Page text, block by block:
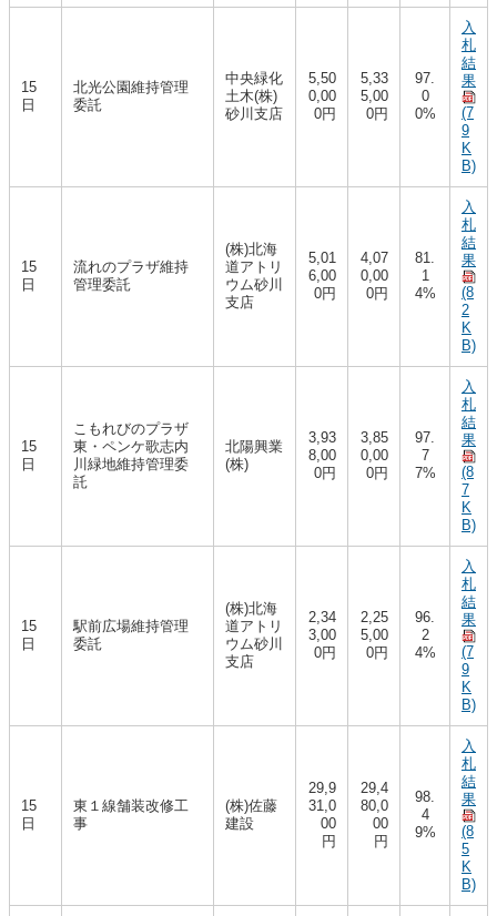
15
日
北光公園維持管理
委託
中央緑化
土木(株)
砂川支店
5,50
0,00
0円
5,33
5,00
0円
97.
0
0%
入
札
結
果
(7
9
K
B)
15
日
流れのプラザ維持
管理委託
(株)北海
道アトリ
ウム砂川
支店
5,01
6,00
0円
4,07
0,00
0円
81.
1
4%
入
札
結
果
(8
2
K
B)
15
日
こもれびのプラザ
東・ペンケ歌志内
川緑地維持管理委
託
北陽興業
(株)
3,93
8,00
0円
3,85
0,00
0円
97.
7
7%
入
札
結
果
(8
7
K
B)
15
日
駅前広場維持管理
委託
(株)北海
道アトリ
ウム砂川
支店
2,34
3,00
0円
2,25
5,00
0円
96.
2
4%
入
札
結
果
(7
9
K
B)
15
日
東１線舗装改修工
事
(株)佐藤
建設
29,9
31,0
00
円
29,4
80,0
00
円
98.
4
9%
入
札
結
果
(8
5
K
B)